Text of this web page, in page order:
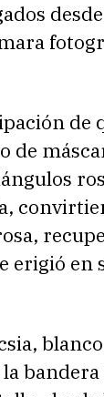
de
de
erigió en